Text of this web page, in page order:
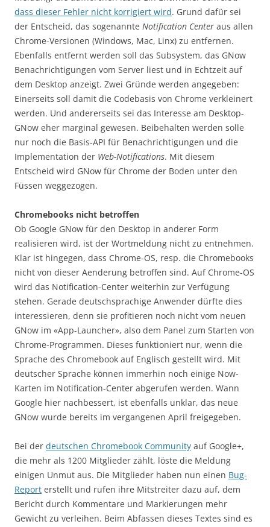
dass dieser Fehler nicht korrigiert wird. Grund dafür sei
der Entscheid, das sogenannte Notification Center aus allen
Chrome-Versionen (Windows, Mac, Linx) zu entfernen.
Ebenfalls entfernt werden soll das Subsystem, das GNow
Benachrichtigungen vom Server liest und in Echtzeit auf
dem Desktop anzeigt. Zwei Gründe werden angegeben:
Einerseits soll damit die Codebasis von Chrome verkleinert
werden. Und andererseits sei das Interesse am Desktop-
GNow eher marginal gewesen. Beibehalten werden solle
nur noch die Basis-API für Benachrichtigungen und die
Implementation der Web-Notifications. Mit diesem
Entscheid wird GNow für Chrome der Boden unter den
Füssen weggezogen.
Chromebooks nicht betroffen
Ob Google GNow für den Desktop in anderer Form
realisieren wird, ist der Wortmeldung nicht zu entnehmen.
Klar ist hingegen, dass Chrome-OS, resp. die Chromebooks
nicht von dieser Aenderung betroffen sind. Auf Chrome-OS
wird das Notification-Center weiterhin zur Verfügung
stehen. Gerade deutschsprachige Anwender dürfte dies
interessieren, denn sie profitieren noch nicht vom neuen
GNow im «App-Launcher», also dem Panel zum Starten von
Chrome-Programmen. Dieses funktioniert nur, wenn die
Sprache des Chromebook auf Englisch gestellt wird. Mit
deutscher Sprache können immerhin noch einige Now-
Karten im Notification-Center abgerufen werden. Wann
Google hier nachbessert, ist ebenfalls unklar, das neue
GNow wurde bereits im vergangenen April freigegeben.
Bei der deutschen Chromebook Community auf Google+,
die mehr als 1200 Mitglieder zählt, löste die Meldung
einigen Unmut aus. Die Mitglieder haben nun einen Bug-
Report erstellt und rufen ihre Mitstreiter dazu auf, dem
Bericht durch Kommentare und Markierungen mehr
Gewicht zu verleihen. Beim Abfassen dieses Textes sind es